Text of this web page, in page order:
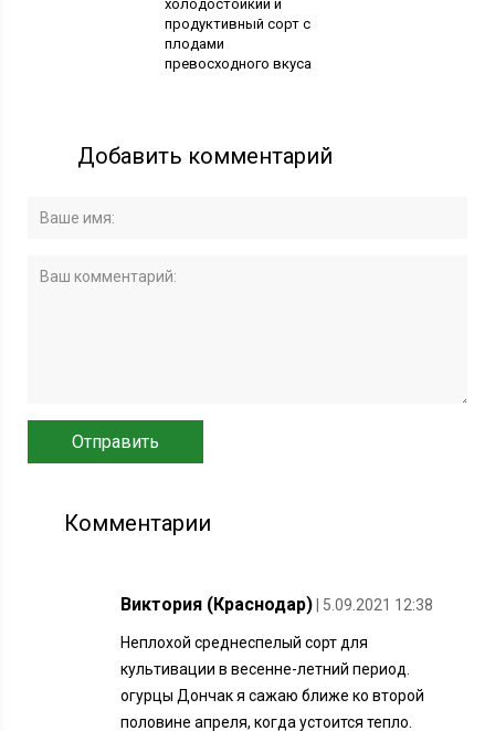
холодостойкий и
продуктивный сорт с
плодами
превосходного вкуса
Добавить комментарий
Комментарии
Виктория (Краснодар) | 5.09.2021 12:38
Неплохой среднеспелый сорт для
культивации в весенне-летний период.
огурцы Дончак я сажаю ближе ко второй
половине апреля, когда устоится тепло.